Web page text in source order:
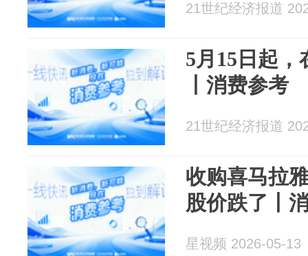
21世纪经济报道
5月15日起
丨消费参考
21世纪经济报道
收购喜马拉
股价跌了丨
星视频 2026-05-13